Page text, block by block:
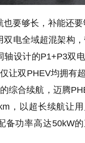
也要够长，补能还
双电全域超混架构
轴设计的P1+P3双
让双PHEV均拥有
综合续航，迈腾
，以超长续航让
备功率高达50kW